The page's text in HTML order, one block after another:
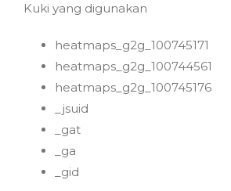
Kuki yang digunakan
heatmaps_g2g_100745171
heatmaps_g2g_100744561
heatmaps_g2g_100745176
_jsuid
_gat
_ga
_gid